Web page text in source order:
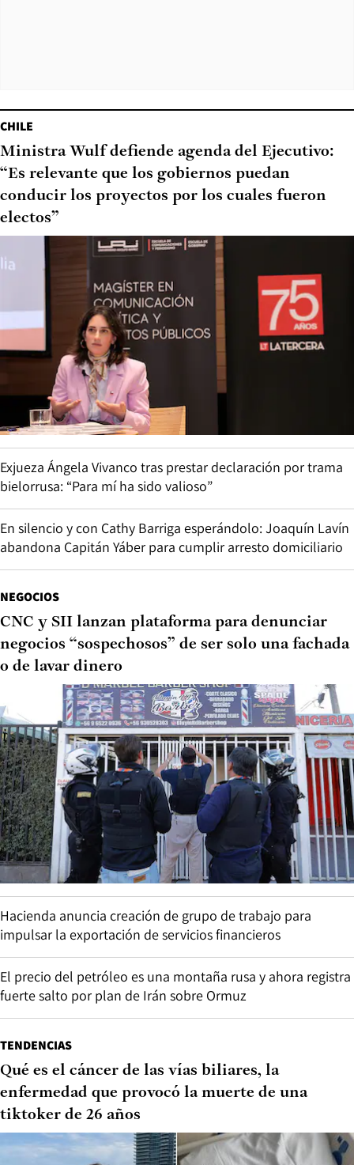
CHILE
Ministra Wulf defiende agenda del Ejecutivo:
“Es relevante que los gobiernos puedan
conducir los proyectos por los cuales fueron
electos”
Exjueza Ángela Vivanco tras prestar declaración por trama
bielorrusa: “Para mí ha sido valioso”
En silencio y con Cathy Barriga esperándolo: Joaquín Lavín
abandona Capitán Yáber para cumplir arresto domiciliario
NEGOCIOS
CNC y SII lanzan plataforma para denunciar
negocios “sospechosos” de ser solo una fachada
o de lavar dinero
Hacienda anuncia creación de grupo de trabajo para
impulsar la exportación de servicios financieros
El precio del petróleo es una montaña rusa y ahora registra
fuerte salto por plan de Irán sobre Ormuz
TENDENCIAS
Qué es el cáncer de las vías biliares, la
enfermedad que provocó la muerte de una
tiktoker de 26 años